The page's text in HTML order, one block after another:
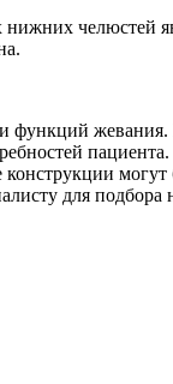
челюстей
функций
могут
для подбора